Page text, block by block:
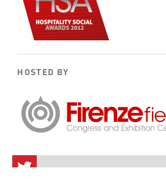
HOSTED BY